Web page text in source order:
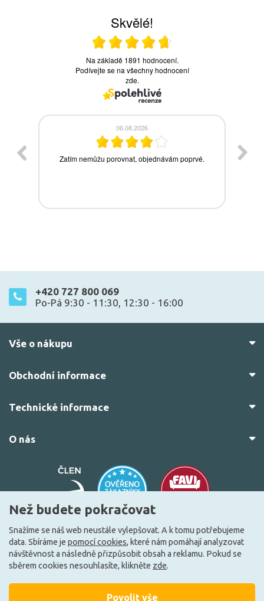
+420 727 800 069
Po-Pá 9:30 - 11:30, 12:30 - 16:00
Vše o nákupu
Obchodní informace
Technické informace
O nás
© 2010–2026 Všechna práva vyhrazena. žárovky.cz
VytvořiloFEO.cz
Než budete pokračovat
Snažíme se náš web neustále vylepšovat. A k tomu potřebujeme
data. Sbíráme je pomocí cookies, které nám pomáhají analyzovat
návštěvnost a následně přizpůsobit obsah a reklamu. Pokud se
sběrem cookies nesouhlasíte, klikněte zde.
Povolit vše